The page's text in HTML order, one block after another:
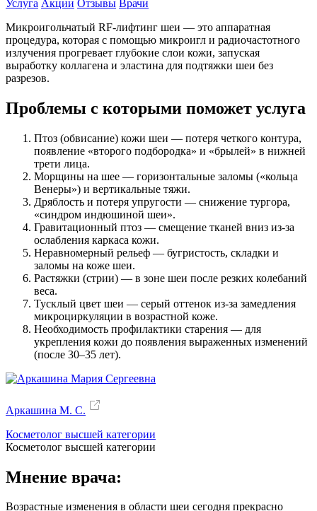
Услуга Акции Отзывы Врачи
Микроигольчатый RF-лифтинг шеи — это аппаратная
процедура, которая с помощью микроигл и радиочастотного
излучения прогревает глубокие слои кожи, запуская
выработку коллагена и эластина для подтяжки шеи без
разрезов.
Проблемы с которыми поможет услуга
Птоз (обвисание) кожи шеи — потеря четкого контура,
появление «второго подбородка» и «брылей» в нижней
трети лица.
Морщины на шее — горизонтальные заломы («кольца
Венеры») и вертикальные тяжи.
Дряблость и потеря упругости — снижение тургора,
«синдром индюшиной шеи».
Гравитационный птоз — смещение тканей вниз из-за
ослабления каркаса кожи.
Неравномерный рельеф — бугристость, складки и
заломы на коже шеи.
Растяжки (стрии) — в зоне шеи после резких колебаний
веса.
Тусклый цвет шеи — серый оттенок из-за замедления
микроциркуляции в возрастной коже.
Необходимость профилактики старения — для
укрепления кожи до появления выраженных изменений
(после 30–35 лет).
Аркашина М. С.
Косметолог высшей категории
Косметолог высшей категории
Мнение врача:
Возрастные изменения в области шеи сегодня прекрасно